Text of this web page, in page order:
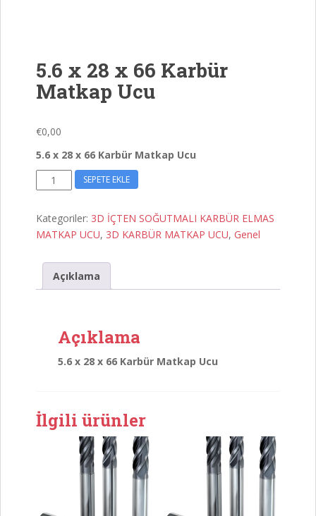
5.6 x 28 x 66 Karbür
Matkap Ucu
€0,00
5.6 x 28 x 66 Karbür Matkap Ucu
x
x
66
Matkap
Ucu
SEPETE EKLE
Kategoriler: 3D İÇTEN SOĞUTMALI KARBÜR ELMAS
MATKAP UCU, 3D KARBÜR MATKAP UCU, Genel
Açıklama
Açıklama
5.6 x 28 x 66 Karbür Matkap Ucu
İlgili ürünler